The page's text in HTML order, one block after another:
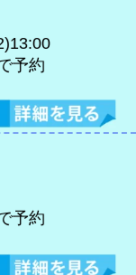
予約
予約